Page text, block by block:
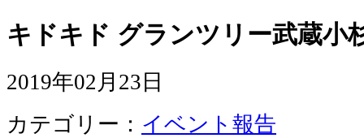
キドキド グランツリー武蔵小
2019年02月23日
カテゴリー： イベント報告